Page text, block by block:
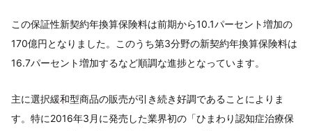
この保証性新契約年換算保険料は前期から10.1パーセント増加の
170億円となりました。このうち第3分野の新契約年換算保険料は
16.7パーセント増加するなど順調な進捗となっています。
主に選択緩和型商品の販売が引き続き好調であることによりま
す。特に2016年3月に発売した業界初の「ひまわり認知症治療保